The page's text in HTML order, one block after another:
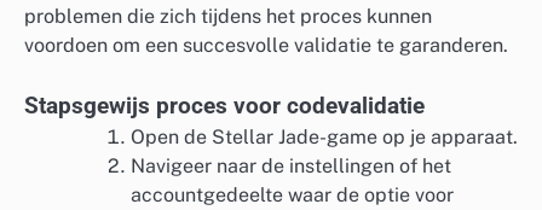
problemen die zich tijdens het proces kunnen
voordoen om een succesvolle validatie te garanderen.
Stapsgewijs proces voor codevalidatie
Open de Stellar Jade-game op je apparaat.
Navigeer naar de instellingen of het
accountgedeelte waar de optie voor